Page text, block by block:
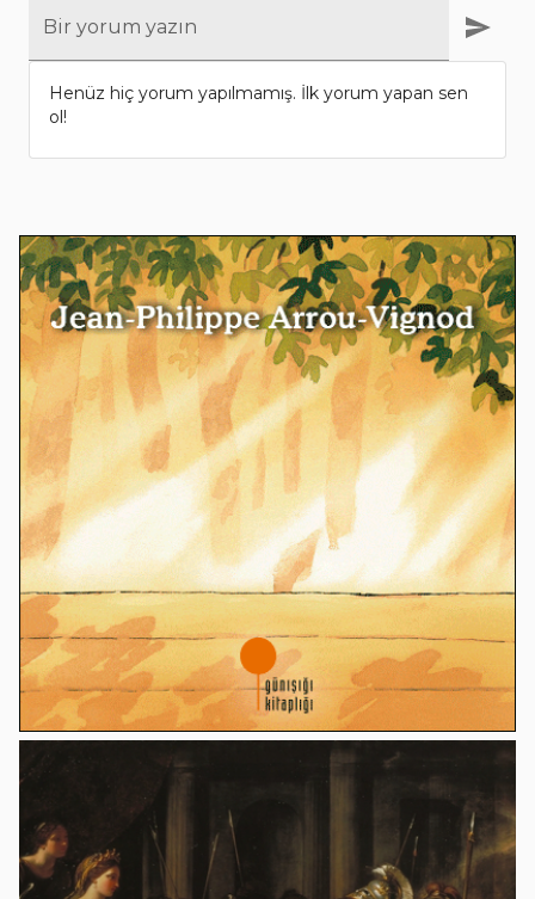
Bir yorum yazın
Henüz hiç yorum yapılmamış. İlk yorum yapan sen
ol!